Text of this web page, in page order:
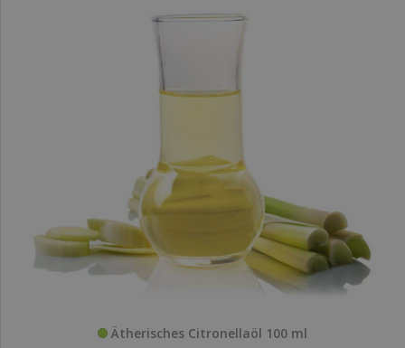
Ätherisches Citronellaöl 100 ml